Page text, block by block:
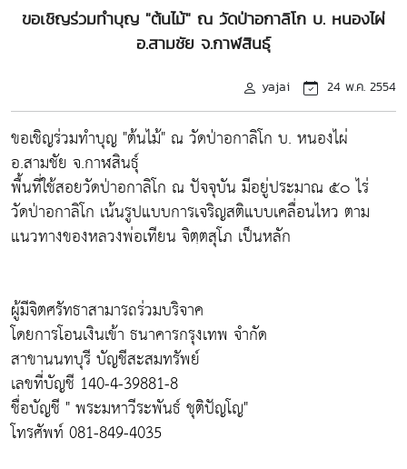
ขอเชิญร่วมทำบุญ "ต้นไม้" ณ วัดป่าอกาลิโก บ. หนองไผ่
อ.สามชัย จ.กาฬสินธุ์
yajai 24 พ.ค. 2554
ขอเชิญร่วมทำบุญ "ต้นไม้" ณ วัดป่าอกาลิโก บ. หนองไผ่
อ.สามชัย จ.กาฬสินธุ์
พื้นที่ใช้สอยวัดป่าอกาลิโก ณ ปัจจุบัน มีอยู่ประมาณ ๕๐ ไร่
วัดป่าอกาลิโก เน้นรูปแบบการเจริญสติแบบเคลื่อนไหว ตาม
แนวทางของหลวงพ่อเทียน จิตฺตสุโภ เป็นหลัก
ผู้มีจิตศรัทธาสามารถร่วมบริจาค
โดยการโอนเงินเข้า ธนาคารกรุงเทพ จำกัด
สาขานนทบุรี บัญชีสะสมทรัพย์
เลขที่บัญชี 140-4-39881-8
ชื่อบัญชี " พระมหาวีระพันธ์ ชุติปัญโญ"
โทรศัพท์ 081-849-4035